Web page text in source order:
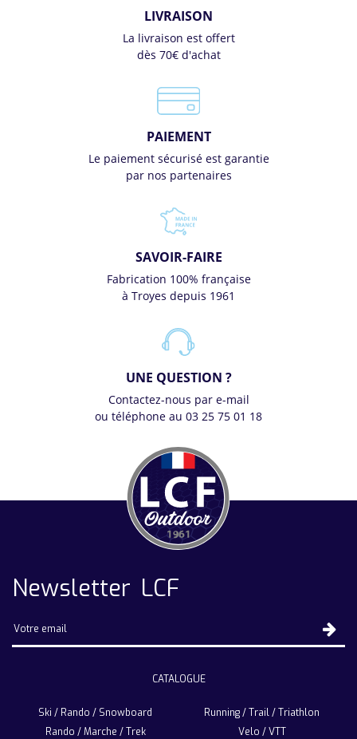
LIVRAISON
La livraison est offert
dès 70€ d'achat
PAIEMENT
Le paiement sécurisé est garantie
par nos partenaires
SAVOIR-FAIRE
Fabrication 100% française
à Troyes depuis 1961
UNE QUESTION ?
Contactez-nous par e-mail
ou téléphone au 03 25 75 01 18
Newsletter LCF
CATALOGUE
Ski / Rando / Snowboard
Running / Trail / Triathlon
Rando / Marche / Trek
Velo / VTT